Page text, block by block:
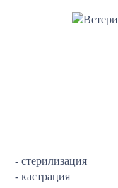
- стерилизация
- кастрация